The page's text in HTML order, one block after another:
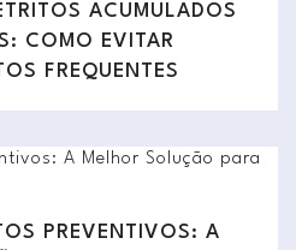
ACUMULADOS
COMO EVITAR
FREQUENTES
PREVENTIVOS: A